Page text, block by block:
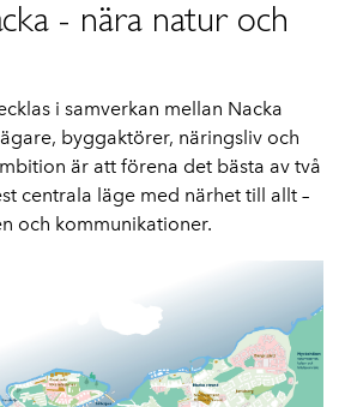
- nära natur och
i samverkan mellan Nacka
byggaktörer, näringsliv och
är att förena det bästa av två
centrala läge med närhet till allt –
och kommunikationer.